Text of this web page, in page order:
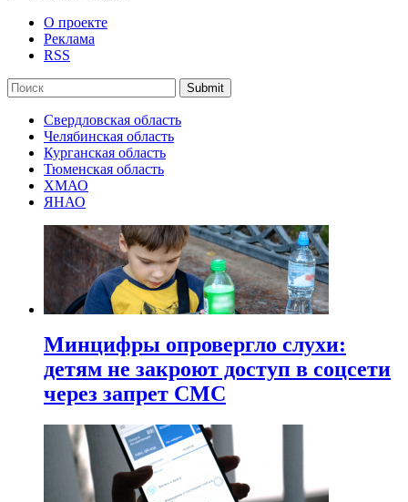
О проекте
Реклама
RSS
Submit
Свердловская область
Челябинская область
Курганская область
Тюменская область
ХМАО
ЯНАО
Минцифры опровергло слухи:
детям не закроют доступ в соцсети
через запрет СМС